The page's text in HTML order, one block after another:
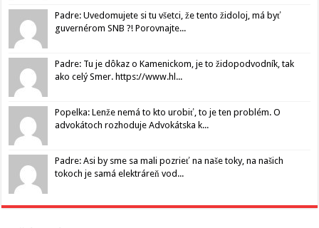
Padre: Uvedomujete si tu všetci, že tento židoloj, má byť
guvernérom SNB ?! Porovnajte...
Padre: Tu je dôkaz o Kamenickom, je to židopodvodník, tak
ako celý Smer. https://www.hl...
Popelka: Lenže nemá to kto urobiť, to je ten problém. O
advokátoch rozhoduje Advokátska k...
Padre: Asi by sme sa mali pozrieť na naše toky, na našich
tokoch je samá elektráreň vod...